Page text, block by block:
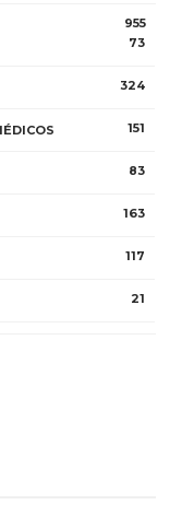
955
73
324
151
83
163
117
21